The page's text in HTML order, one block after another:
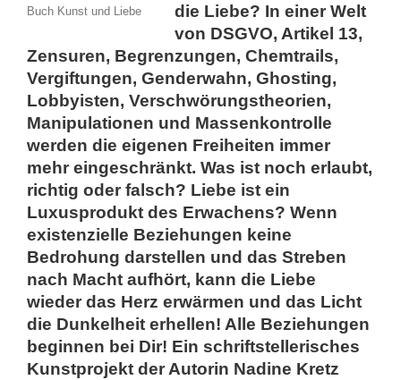
Buch Kunst und Liebe
die Liebe? In einer Welt
von DSGVO, Artikel 13,
Zensuren, Begrenzungen, Chemtrails,
Vergiftungen, Genderwahn, Ghosting,
Lobbyisten, Verschwörungstheorien,
Manipulationen und Massenkontrolle
werden die eigenen Freiheiten immer
mehr eingeschränkt. Was ist noch erlaubt,
richtig oder falsch? Liebe ist ein
Luxusprodukt des Erwachens? Wenn
existenzielle Beziehungen keine
Bedrohung darstellen und das Streben
nach Macht aufhört, kann die Liebe
wieder das Herz erwärmen und das Licht
die Dunkelheit erhellen! Alle Beziehungen
beginnen bei Dir! Ein schriftstellerisches
Kunstprojekt der Autorin Nadine Kretz